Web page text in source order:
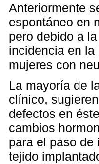
Anteriormente
espontáneo en
pero debido a
incidencia en la
mujeres con
La mayoría de
clínico,
defectos en
cambios
para el paso de
tejido